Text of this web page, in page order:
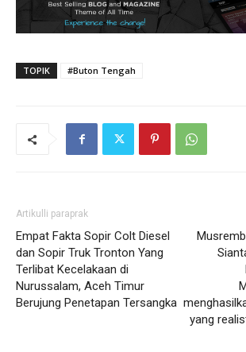
TOPIK #Buton Tengah
Artikulli paraprak
Empat Fakta Sopir Colt Diesel
dan Sopir Truk Tronton Yang
Terlibat Kecelakaan di
Nurussalam, Aceh Timur
Berujung Penetapan Tersangka
yang